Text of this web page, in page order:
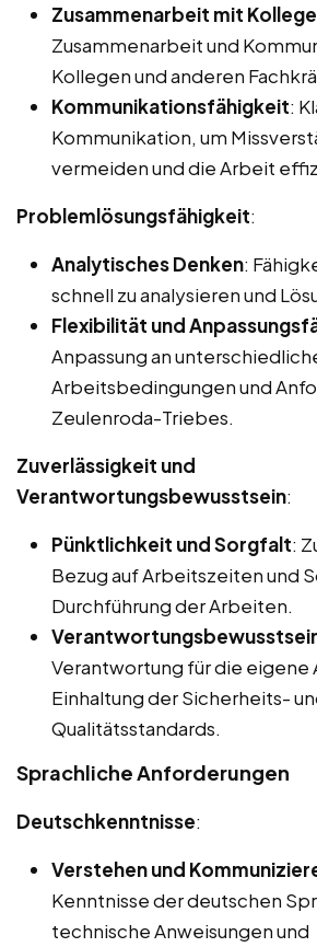
Zusammenarbeit mit
Zusammenarbeit und
Kollegen und anderen
Kommunikationsfähigkeit:
Kommunikation, um
vermeiden und die Arbeit
Problemlösungsfähigkeit:
Analytisches Denken:
schnell zu analysieren und
Flexibilität und
Anpassung an
Arbeitsbedingungen und
Zeulenroda-Triebes.
Zuverlässigkeit und
Verantwortungsbewusstsein:
Pünktlichkeit und Sorgfalt:
Bezug auf Arbeitszeiten und
Durchführung der Arbeiten.
Verantwortung für die eigene
Einhaltung der Sicherheits-
Qualitätsstandards.
Sprachliche Anforderungen
Deutschkenntnisse:
Verstehen und
Kenntnisse der deutschen
technische Anweisungen und